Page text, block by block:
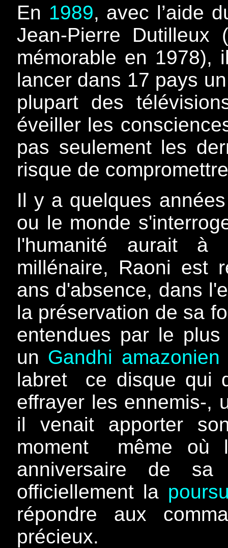
En 1989, avec l’aide
Jean-Pierre
mémorable en 1978),
lancer dans 17 pays
plupart des
éveiller les
pas seulement les
risque de compromettre
Il y a quelques
ou le monde
l'humanité aurait à
millénaire, Raoni est
ans d'absence, dans
la préservation de sa
entendues par le
un Gandhi amazonien
labret ­ ce disque qui
effrayer les ennemis-,
il venait apporter
moment
même où
anniversaire de sa
officiellement la
répondre aux
précieux.